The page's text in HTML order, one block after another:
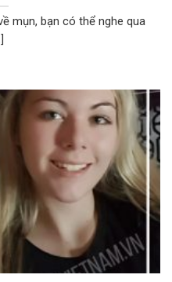
mụn, bạn có thể nghe qua